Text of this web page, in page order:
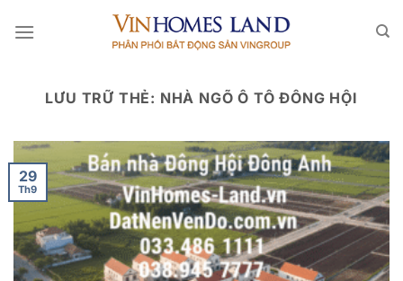
qua
LƯU TRỮ THẺ: NHÀ NGÕ Ô TÔ ĐÔNG HỘI
29
Th9